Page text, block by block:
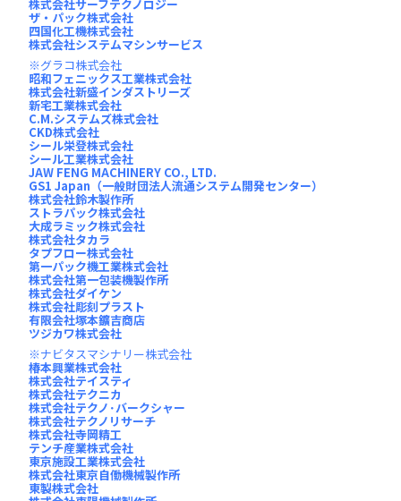
株式会社サーフテクノロジー
ザ・パック株式会社
四国化工機株式会社
株式会社システムマシンサービス
グラコ株式会社
昭和フェニックス工業株式会社
株式会社新盛インダストリーズ
新宅工業株式会社
C.M.システムズ株式会社
CKD株式会社
シール栄登株式会社
シール工業株式会社
JAW FENG MACHINERY CO., LTD.
GS1 Japan（一般財団法人流通システム開発センター）
株式会社鈴木製作所
ストラパック株式会社
大成ラミック株式会社
株式会社タカラ
タプフロー株式会社
第一パック機工業株式会社
株式会社第一包装機製作所
株式会社ダイケン
株式会社彫刻プラスト
有限会社塚本鑛吉商店
ツジカワ株式会社
ナビタスマシナリー株式会社
椿本興業株式会社
株式会社テイスティ
株式会社テクニカ
株式会社テクノ･バークシャー
株式会社テクノリサーチ
株式会社寺岡精工
テンチ産業株式会社
東京施設工業株式会社
株式会社東京自働機械製作所
東製株式会社